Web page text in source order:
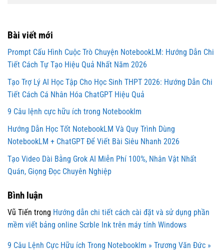
Bài viết mới
Prompt Cấu Hình Cuộc Trò Chuyện NotebookLM: Hướng Dẫn Chi
Tiết Cách Tự Tạo Hiệu Quả Nhất Năm 2026
Tạo Trợ Lý AI Học Tập Cho Học Sinh THPT 2026: Hướng Dẫn Chi
Tiết Cách Cá Nhân Hóa ChatGPT Hiệu Quả
9 Câu lệnh cực hữu ích trong Notebooklm
Hướng Dẫn Học Tốt NotebookLM Và Quy Trình Dùng
NotebookLM + ChatGPT Để Viết Bài Siêu Nhanh 2026
Tạo Video Dài Bằng Grok AI Miễn Phí 100%, Nhân Vật Nhất
Quán, Giọng Đọc Chuyên Nghiệp
Bình luận
Vũ Tiến trong Hướng dẫn chi tiết cách cài đặt và sử dụng phần
mềm viết bảng online Scrble Ink trên máy tính Windows
9 Câu Lệnh Cực Hữu ích Trong Notebooklm » Trương Văn Đức »